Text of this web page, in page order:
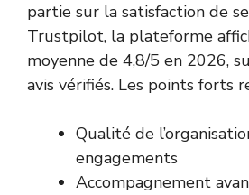
partie sur la satisfaction de
Trustpilot, la plateforme
moyenne de 4,8/5 en 2026,
avis vérifiés. Les points forts
Qualité de
engagements
Accompagnement